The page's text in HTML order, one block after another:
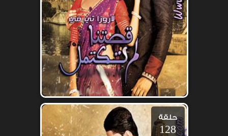
حلقة
128